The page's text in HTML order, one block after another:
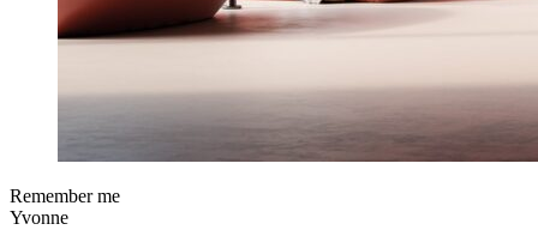
Remember me
Yvonne